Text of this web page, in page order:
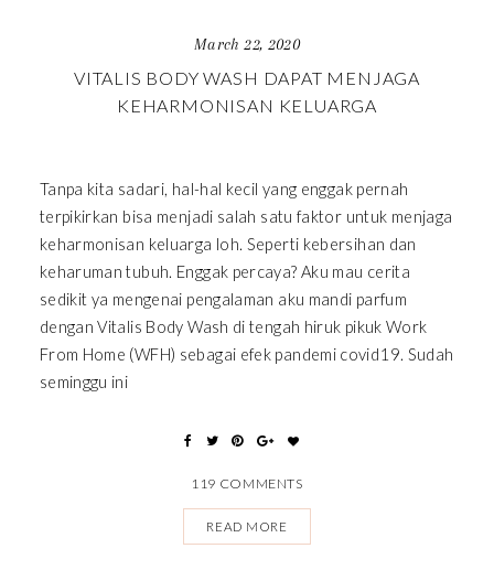
March 22, 2020
VITALIS BODY WASH DAPAT MENJAGA
KEHARMONISAN KELUARGA
Tanpa kita sadari, hal-hal kecil yang enggak pernah
terpikirkan bisa menjadi salah satu faktor untuk menjaga
keharmonisan keluarga loh. Seperti kebersihan dan
keharuman tubuh. Enggak percaya? Aku mau cerita
sedikit ya mengenai pengalaman aku mandi parfum
dengan Vitalis Body Wash di tengah hiruk pikuk Work
From Home (WFH) sebagai efek pandemi covid19. Sudah
seminggu ini
119 COMMENTS
READ MORE